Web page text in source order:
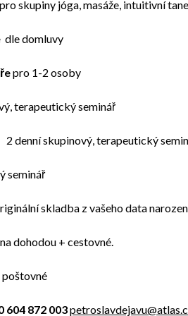
skupiny jóga, masáže, intuitivní
dle domluvy
pro 1-2 osoby
terapeutický seminář
2 denní skupinový, terapeutický
seminář
skladba z vašeho data
dohodou + cestovné.
poštovné
604 872 003